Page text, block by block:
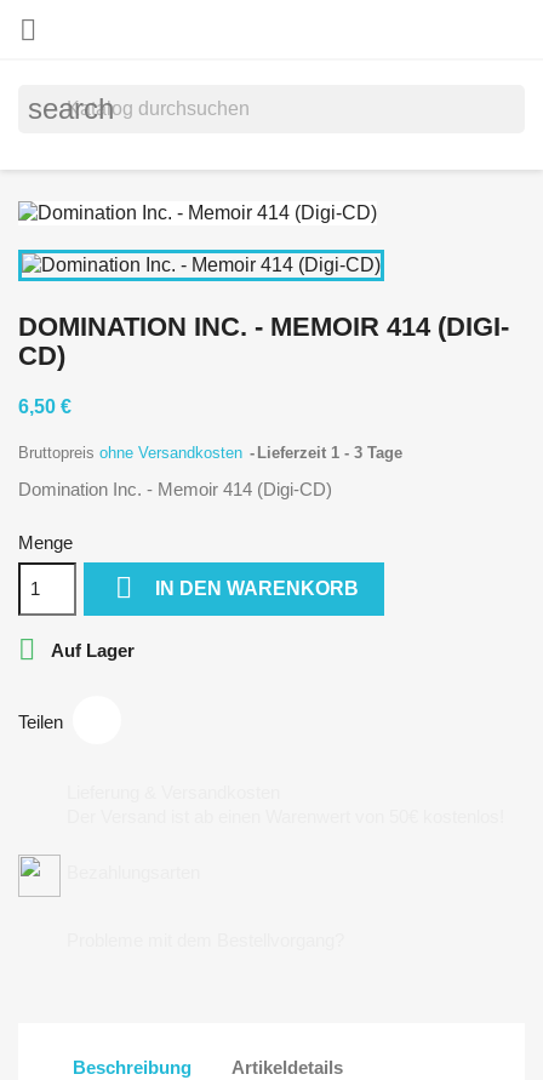

search
DOMINATION INC. - MEMOIR 414 (DIGI-
CD)
6,50 €
Bruttopreis ohne Versandkosten Lieferzeit 1 - 3 Tage
Domination Inc. - Memoir 414 (Digi-CD)
Menge
 IN DEN WARENKORB
 Auf Lager
Teilen
Beschreibung Artikeldetails